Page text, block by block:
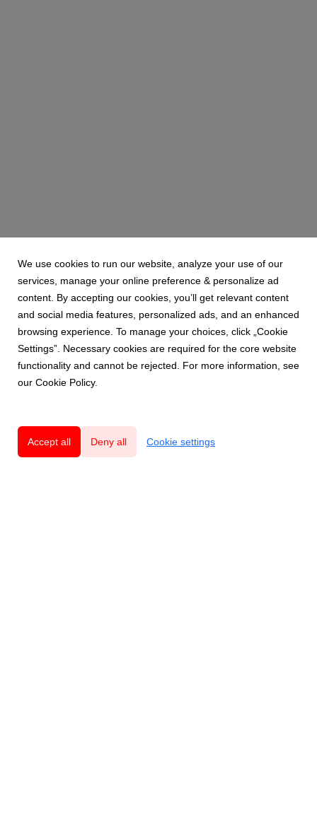
We use cookies to run our website, analyze your use of our
services, manage your online preference & personalize ad
content. By accepting our cookies, you’ll get relevant content
and social media features, personalized ads, and an enhanced
browsing experience. To manage your choices, click „Cookie
Settings”. Necessary cookies are required for the core website
functionality and cannot be rejected. For more information, see
our Cookie Policy.
Accept all Deny all Cookie settings